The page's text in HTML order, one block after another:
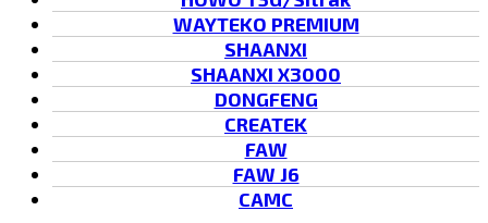
WAYTEKO PREMIUM
SHAANXI
SHAANXI X3000
DONGFENG
CREATEK
FAW
FAW J6
CAMC